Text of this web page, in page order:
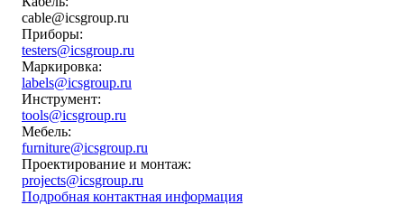
cable@icsgroup.ru
Приборы:
testers@icsgroup.ru
Маркировка:
labels@icsgroup.ru
Инструмент:
tools@icsgroup.ru
Мебель:
furniture@icsgroup.ru
Проектирование и монтаж:
projects@icsgroup.ru
Подробная контактная информация